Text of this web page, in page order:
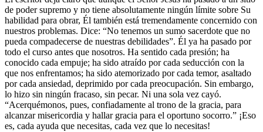
de poder supremo y no tiene absolutamente ningún límite sobre Su
habilidad para obrar, Él también está tremendamente concernido con
nuestros problemas. Dice: “No tenemos un sumo sacerdote que no
pueda compadecerse de nuestras debilidades”. Él ya ha pasado por
todo el curso antes que nosotros. Ha sentido cada presión; ha
conocido cada empuje; ha sido atraído por cada seducción con la
que nos enfrentamos; ha sido atemorizado por cada temor, asaltado
por cada ansiedad, deprimido por cada preocupación. Sin embargo,
lo hizo sin ningún fracaso, sin pecar. Ni una sola vez cayó.
“Acerquémonos, pues, confiadamente al trono de la gracia, para
alcanzar misericordia y hallar gracia para el oportuno socorro.” ¡Eso
es, cada ayuda que necesitas, cada vez que lo necesitas!